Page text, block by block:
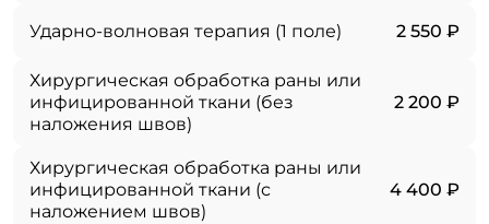
Ударно-волновая терапия (1 поле) 2 550 ₽
Хирургическая обработка раны или
инфицированной ткани (без
наложения швов)
2 200 ₽
Хирургическая обработка раны или
инфицированной ткани (с
наложением швов)
4 400 ₽